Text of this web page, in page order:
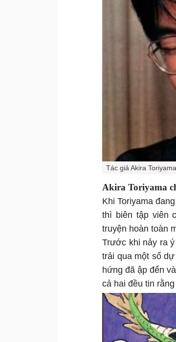
Tác giả Akira
Akira Toriyama
Khi Toriyama
thì biên tập viên
truyện hoàn toàn
Trước khi nảy ra
trải qua một số
hứng đã ập đến và
cả hai đều tin